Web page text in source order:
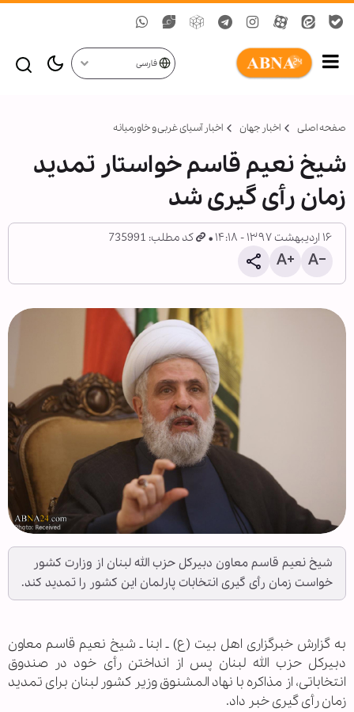
فارسی
صفحه اصلی اخبار جهان اخبار آسیای غربی و خاورمیانه
شیخ نعیم قاسم خواستار تمدید
زمان رأی گیری شد
۱۶ اردیبهشت ۱۳۹۷ - ۱۴:۱۸ کد مطلب: 735991
شیخ نعیم قاسم معاون دبیرکل حزب الله لبنان از وزارت کشور
خواست زمان رأی گیری انتخابات پارلمان این کشور را تمدید کند.
به گزارش خبرگزاری اهل بیت (ع) ـ ابنا ـ شیخ نعیم قاسم معاون
دبیرکل حزب الله لبنان پس از انداختن رأی خود در صندوق
انتخاباتی، از مذاکره با نهاد المشنوق وزیر کشور لبنان برای تمدید
زمان رأی گیری خبر داد.